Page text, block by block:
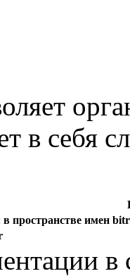
в себя
пространстве имен
в